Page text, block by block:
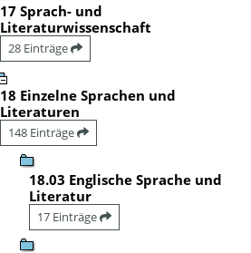
17 Sprach- und
Literaturwissenschaft
28 Einträge
18 Einzelne Sprachen und
Literaturen
148 Einträge
18.03 Englische Sprache und
Literatur
17 Einträge